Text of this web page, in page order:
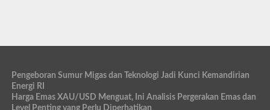
Pengeboran Sumur Migas dan Teknologi Jadi Kunci Kemandirian
Energi RI
Harga Emas XAU/USD Menguat, Ini Analisis Pergerakan Emas dan
Level Penting yang Perlu Diperhatikan